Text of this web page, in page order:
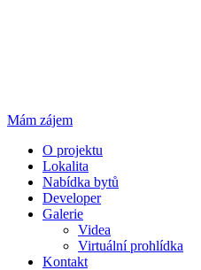
Mám zájem
O projektu
Lokalita
Nabídka bytů
Developer
Galerie
Videa
Virtuální prohlídka
Kontakt